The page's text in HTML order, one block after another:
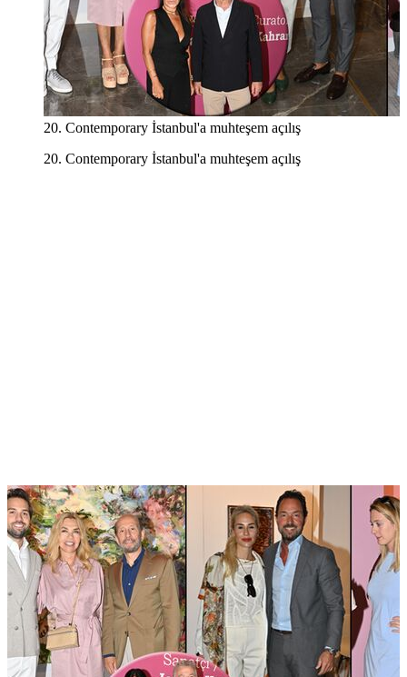
20. Contemporary İstanbul'a muhteşem açılış
20. Contemporary İstanbul'a muhteşem açılış